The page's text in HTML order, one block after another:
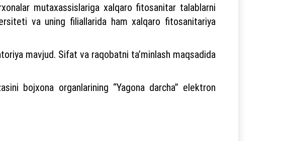
mutaxassislariga xalqaro fitosanitar talablarni
va uning filiallarida ham xalqaro fitosanitariya
mavjud. Sifat va raqobatni ta’minlash maqsadida
bojxona organlarining “Yagona darcha” elektron